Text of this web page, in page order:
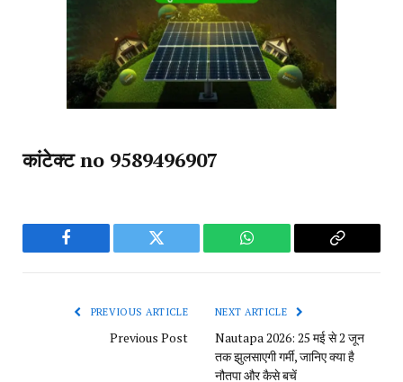
कांटेक्ट no 9589496907
Facebook Twitter WhatsApp
Copy
PREVIOUS ARTICLE
Previous Post
NEXT ARTICLE
Nautapa 2026: 25 मई से 2 जून
तक झुलसाएगी गर्मी, जानिए क्या है
नौतपा और कैसे बचें